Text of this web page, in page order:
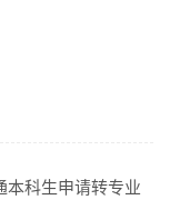
本科生申请转专业